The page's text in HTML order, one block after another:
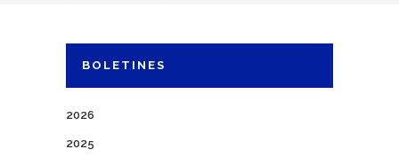
BOLETINES
2026
2025